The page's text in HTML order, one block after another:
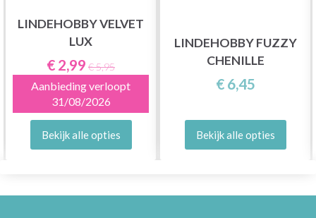
LINDEHOBBY VELVET
LUX
€ 2,99 € 5,95
Aanbieding verloopt
31/08/2026
Bekijk alle opties
LINDEHOBBY FUZZY
CHENILLE
€ 6,45
Bekijk alle opties